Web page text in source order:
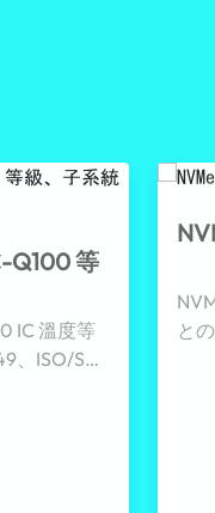
Q100 等
IC 溫度等
、ISO/SAE
と